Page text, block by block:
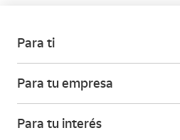
Para ti
Para tu empresa
Para tu interés